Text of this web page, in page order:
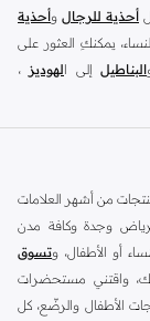
أحذية للرجال وأحذية
يمكنكِ العثور على
البناطيل إلى الهوديز ،
مثلالملابس الرياضية
والرياضية وأسلوب
تسوق أحذية تريل من
اشترِأحذية للرجال
نيو بالانس الخضراء
الرياضية للرجال من
من أشهر العلامات
وجدة وكافة مدن
أو الأطفال، وتسوق
واقتني مستحضرات
الأطفال والرضّع، كل